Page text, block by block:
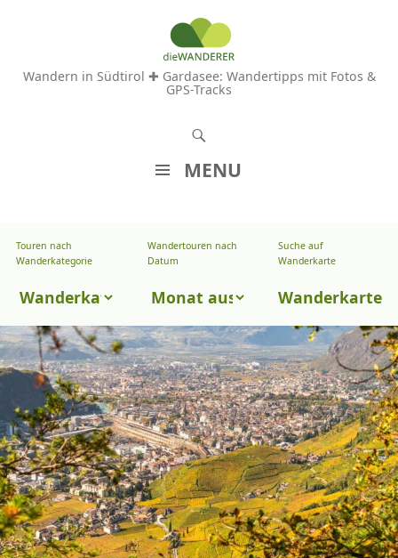
Wandern in Südtirol ✚ Gardasee: Wandertipps mit Fotos &
GPS-Tracks
MENU
M
A
L
T
S
P
R
I
N
G
E
N
Touren nach
Wanderkategorie
Touren
Wanderkategorie
Wandertouren nach
Datum
Wandertouren
Datum
Suche auf
Wanderkarte
Wanderkarte